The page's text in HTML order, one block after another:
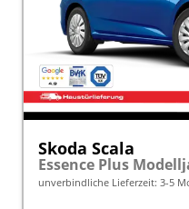
Skoda Scala
unverbindliche Lieferzeit: 3-5